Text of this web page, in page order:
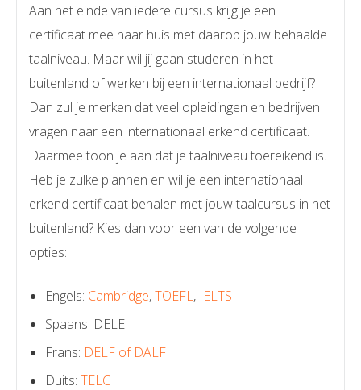
Aan het einde van iedere cursus krijg je een
certificaat mee naar huis met daarop jouw behaalde
taalniveau. Maar wil jij gaan studeren in het
buitenland of werken bij een internationaal bedrijf?
Dan zul je merken dat veel opleidingen en bedrijven
vragen naar een internationaal erkend certificaat.
Daarmee toon je aan dat je taalniveau toereikend is.
Heb je zulke plannen en wil je een internationaal
erkend certificaat behalen met jouw taalcursus in het
buitenland? Kies dan voor een van de volgende
opties:
Engels: Cambridge,TOEFL, IELTS
Spaans: DELE
Frans: DELF of DALF
Duits: TELC